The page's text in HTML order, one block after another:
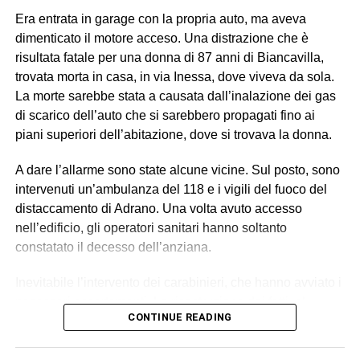
lavoro “di fatto”. Gli altri tre (destinatari dell’obbligo di
presentazione alla polizia giudiziaria) eseguivano gli
ordini e svolgevano funzioni di controllo sul campo,
vigilando sull’attività dei lavoratori, imponendo ritmi e
carichi sproporzionati con “modalità intimidatorie”. Erano
loro a gestire anche l’alloggio fatiscente (privo di luce e
acqua) imposto ai lavoratori, trattenendone le somme
allontanarli se non avessero accettato tali condizioni,
contribuendo così a mantenere le condizioni di
sfruttamento e dipendenza economica e abitativa.
© RIPRODUZIONE RISERVATA
Era entrata in garage con la propria auto, ma aveva
dimenticato il motore acceso. Una distrazione che è
risultata fatale per una donna di 87 anni di Biancavilla,
trovata morta in casa, in via Inessa, dove viveva da sola.
La morte sarebbe stata a causata dall’inalazione dei gas
di scarico dell’auto che si sarebbero propagati fino ai
piani superiori dell’abitazione, dove si trovava la donna.
A dare l’allarme sono state alcune vicine. Sul posto, sono
intervenuti un’ambulanza del 118 e i vigili del fuoco del
distaccamento di Adrano. Una volta avuto accesso
nell’edificio, gli operatori sanitari hanno soltanto
constatato il decesso dell’anziana.
necessari accertamenti. La ricostruzione dei fatti, al
momento, suggerisce l’ipotesi della disgrazia: il motore
CONTINUE READING